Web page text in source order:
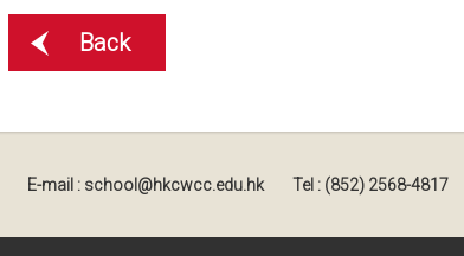
Back
E-mail : school@hkcwcc.edu.hk Tel : (852) 2568-4817